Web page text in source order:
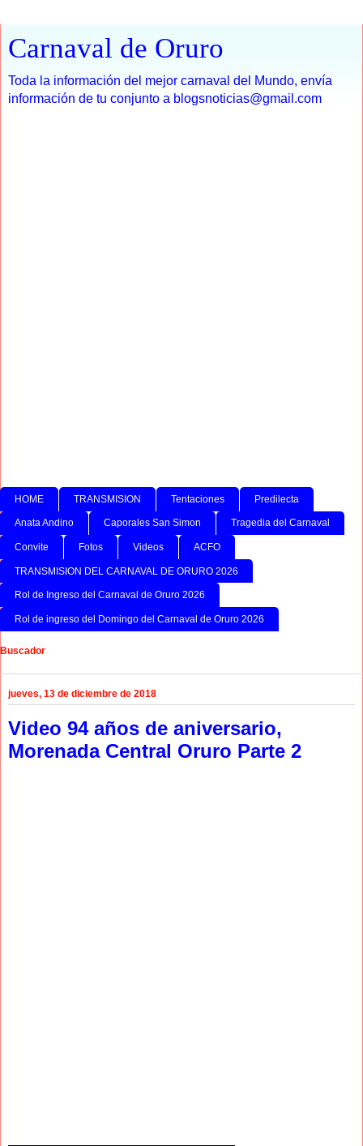
Carnaval de Oruro
Toda la información del mejor carnaval del Mundo, envía
información de tu conjunto a blogsnoticias@gmail.com
HOME TRANSMISION Tentaciones Predilecta
Anata Andino Caporales San Simon Tragedia del Carnaval
Convite Fotos Videos ACFO
TRANSMISION DEL CARNAVAL DE ORURO 2026
Rol de Ingreso del Carnaval de Oruro 2026
Rol de ingreso del Domingo del Carnaval de Oruro 2026
Buscador
jueves, 13 de diciembre de 2018
Video 94 años de aniversario,
Morenada Central Oruro Parte 2